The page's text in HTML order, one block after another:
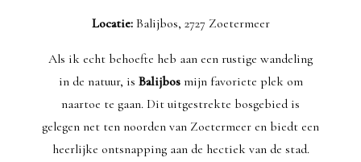
Locatie:Balijbos, 2727 Zoetermeer
Als ik echt behoefte heb aan een rustige wandeling
in de natuur, is Balijbosmijn favoriete plek om
naartoe te gaan. Dit uitgestrekte bosgebied is
gelegen net ten noorden van Zoetermeer en biedt een
heerlijke ontsnapping aan de hectiek van de stad.